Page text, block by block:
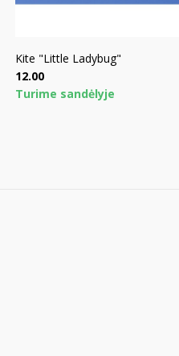
Kite "Little Ladybug"
Price
12.00
Turime sandėlyje